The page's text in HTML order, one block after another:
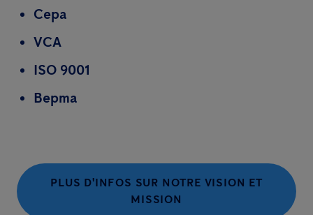
Cepa
VCA
ISO 9001
Bepma
PLUS D'INFOS SUR NOTRE VISION ET
MISSION